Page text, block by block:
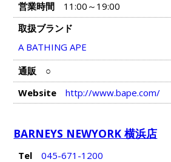
営業時間
11:00～19:00
取扱ブランド
A BATHING APE
通販
○
Website
http://www.bape.com/
BARNEYS NEWYORK 横浜店
Tel 045-671-1200